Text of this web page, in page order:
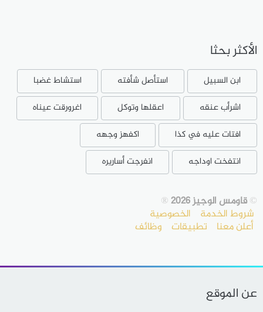
الأكثر بحثا
ابن السبيل استأصل شأفته
استشاط غضبا
اشرأب عنقه
اعقلها وتوكل
اغرورقت عيناه
افتات عليه في كذا
اكفهز وجهه
انتفخت اوداجه
انفرجت أساريره
©قاومس الوجيز 2026 ®
شروط الخدمة الخصوصية
أعلن معنا تطبيقات وظائف
عن الموقع